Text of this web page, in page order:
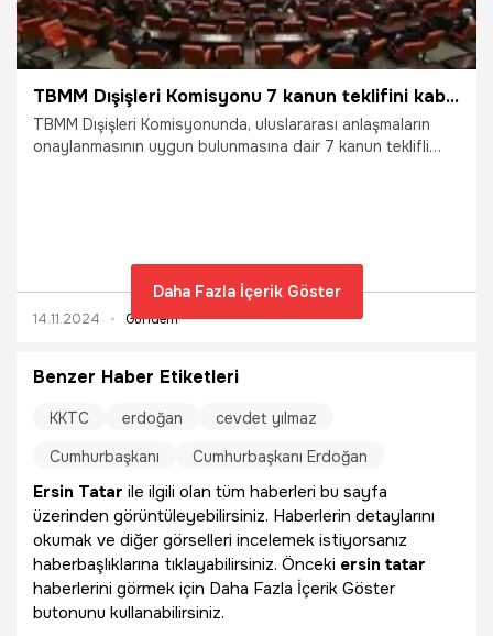
TBMM Dışişleri Komisyonu 7 kanun teklifini kabul etti
TBMM Dışişleri Komisyonunda, uluslararası anlaşmaların
onaylanmasının uygun bulunmasına dair 7 kanun teklifli
14.11.2024 Gündem
Daha Fazla İçerik Göster
Benzer Haber Etiketleri
KKTC erdoğan
cevdet yılmaz
Cumhurbaşkanı
Cumhurbaşkanı Erdoğan
Ersin Tatar ile ilgili olan tüm haberleri bu sayfa
üzerinden görüntüleyebilirsiniz. Haberlerin detaylarını
okumak ve diğer görselleri incelemek istiyorsanız
haberbaşlıklarına tıklayabilirsiniz. Önceki ersin tatar
haberlerini görmek için Daha Fazla İçerik Göster
butonunu kullanabilirsiniz.